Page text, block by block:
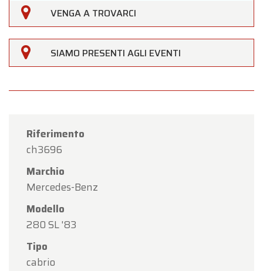
VENGA A TROVARCI
SIAMO PRESENTI AGLI EVENTI
Riferimento
ch3696
Marchio
Mercedes-Benz
Modello
280 SL '83
Tipo
cabrio